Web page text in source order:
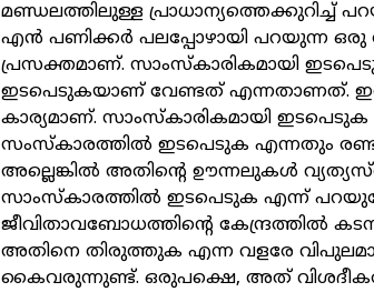
മണ്ഡലത്തിലുള്ള പ്രാധാന്യത്തെക്കുറിച്ച്
എൻ പണിക്കർ പലപ്പോഴായി പറയുന്ന
പ്രസക്തമാണ്. സാംസ്കാരികമായി
ഇടപെടുകയാണ് വേണ്ടത് എന്നതാണത്. ഇത്
കാര്യമാണ്. സാംസ്കാരികമായി
സംസ്കാരത്തിൽ ഇടപെടുക എന്നതും
അല്ലെങ്കിൽ അതിന്റെ ഊന്നലുകൾ
സാംസ്കാരത്തിൽ ഇടപെടുക എന്ന്
ജീവിതാവബോധത്തിന്റെ കേന്ദ്രത്തിൽ
അതിനെ തിരുത്തുക എന്ന വളരേ
കൈവരുന്നുണ്ട്. ഒരുപക്ഷെ, അത്